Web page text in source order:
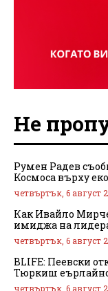
Не
Румен Радев
Космоса върху
четвъртък, 6 август
Как Ивайло
имиджа на
четвъртък, 6 август
BLIFE: Пеевски
Тюркиш еърлайнс
четвъртък, 6 август